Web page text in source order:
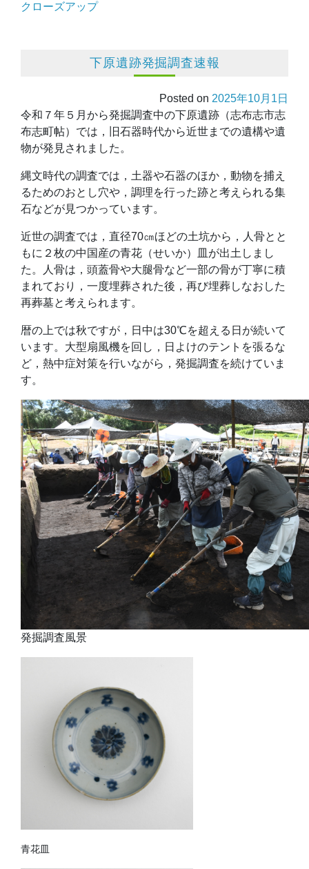
クローズアップ
下原遺跡発掘調査速報
Posted on 2025年10月1日
令和７年５月から発掘調査中の下原遺跡（志布志市志
布志町帖）では，旧石器時代から近世までの遺構や遺
物が発見されました。
縄文時代の調査では，土器や石器のほか，動物を捕え
るためのおとし穴や，調理を行った跡と考えられる集
石などが見つかっています。
近世の調査では，直径70㎝ほどの土坑から，人骨とと
もに２枚の中国産の青花（せいか）皿が出土しまし
た。人骨は，頭蓋骨や大腿骨など一部の骨が丁寧に積
まれており，一度埋葬された後，再び埋葬しなおした
再葬墓と考えられます。
暦の上では秋ですが，日中は30℃を超える日が続いて
います。大型扇風機を回し，日よけのテントを張るな
ど，熱中症対策を行いながら，発掘調査を続けていま
す。
発掘調査風景
青花皿